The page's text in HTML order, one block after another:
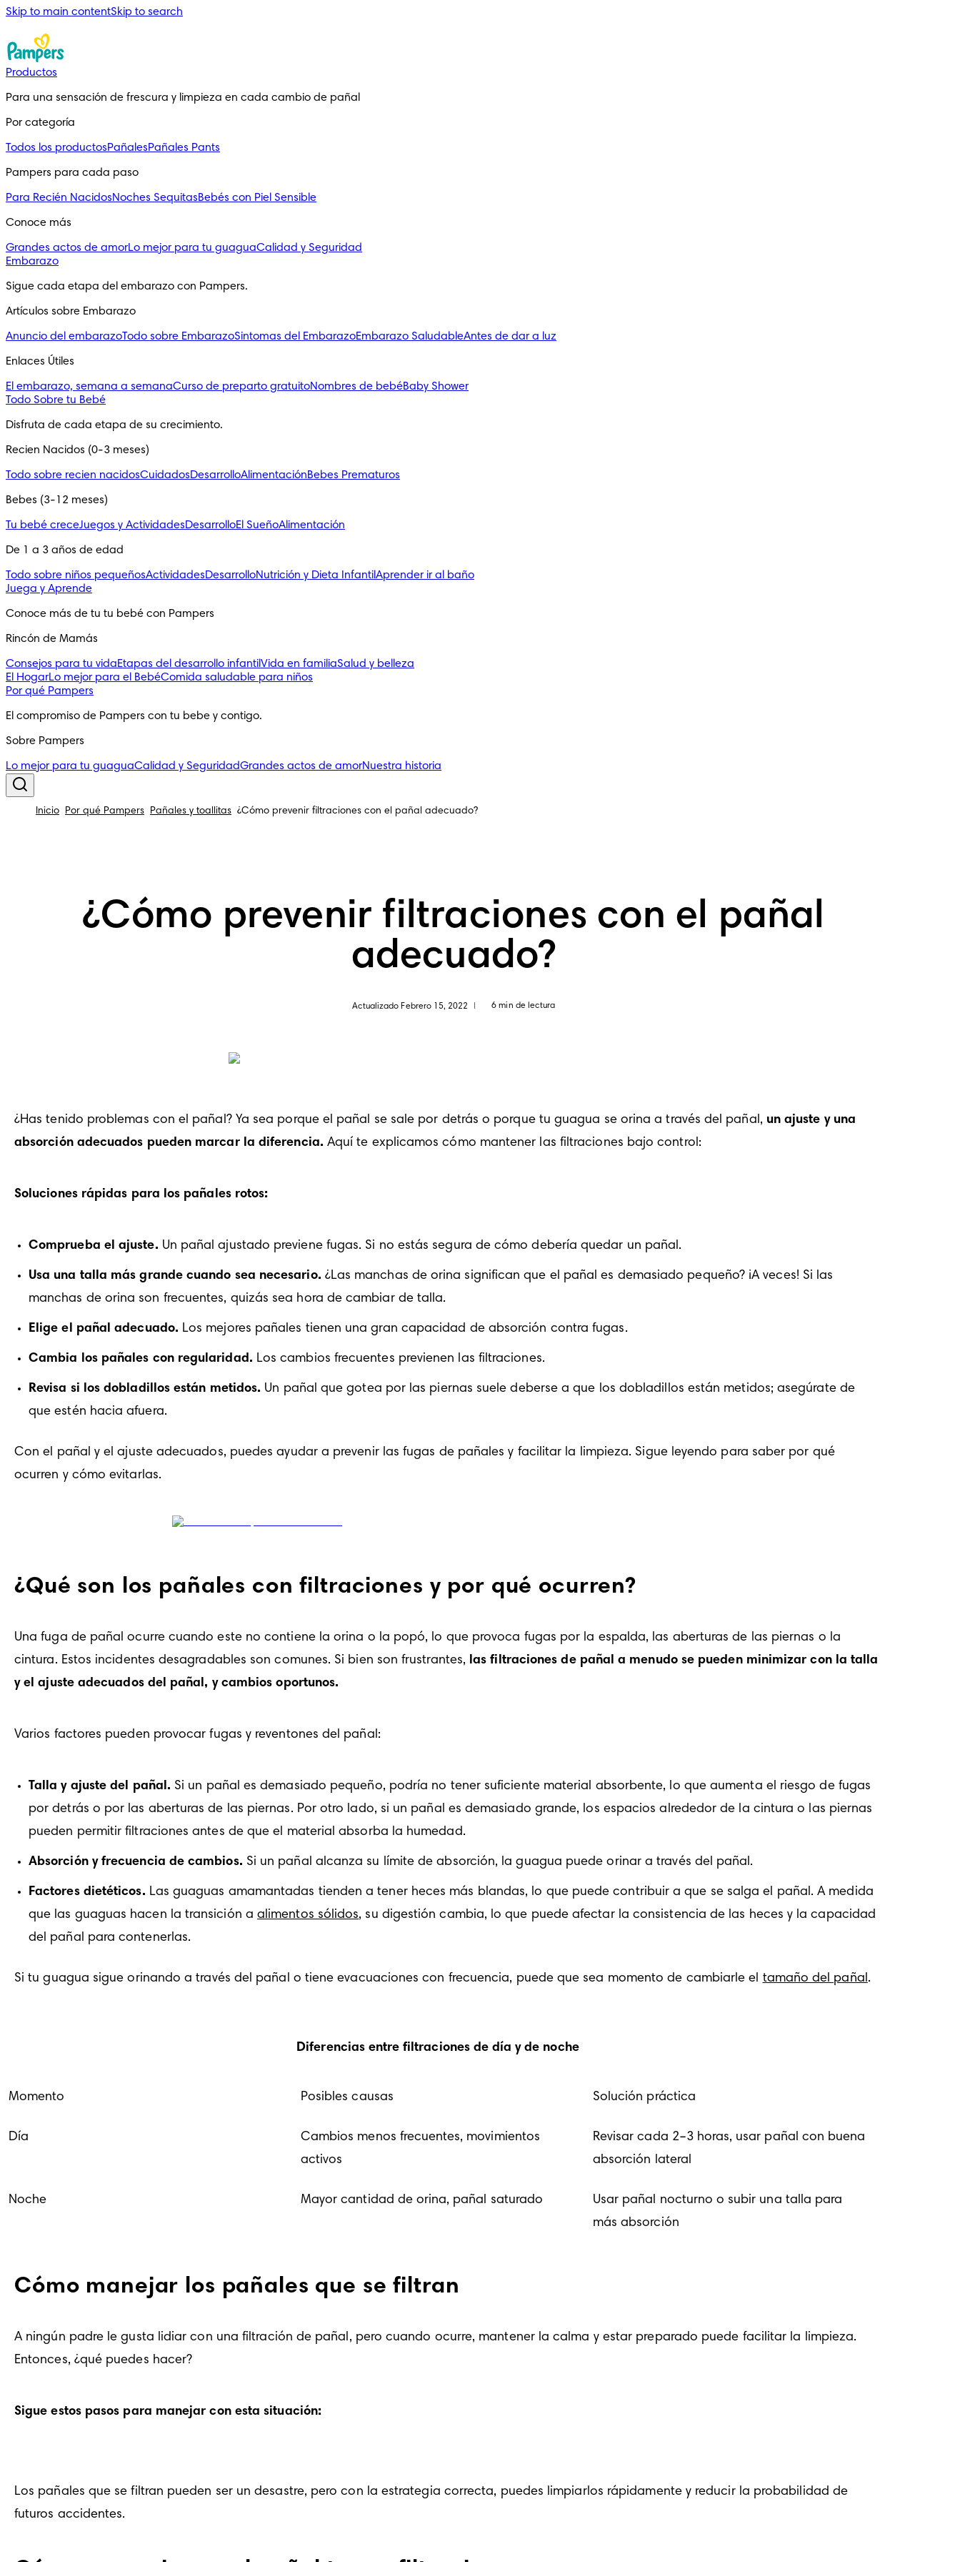
Skip to main contentSkip to search
Productos
Para una sensación de frescura y limpieza en cada cambio de pañal
Por categoría
Todos los productosPañalesPañales Pants
Pampers para cada paso
Para Recién NacidosNoches SequitasBebés con Piel Sensible
Conoce más
Grandes actos de amorLo mejor para tu guaguaCalidad y Seguridad
Embarazo
Sigue cada etapa del embarazo con Pampers.
Artículos sobre Embarazo
Anuncio del embarazoTodo sobre EmbarazoSintomas del EmbarazoEmbarazo SaludableAntes de dar a luz
Enlaces Útiles
El embarazo, semana a semanaCurso de preparto gratuitoNombres de bebéBaby Shower
Todo Sobre tu Bebé
Disfruta de cada etapa de su crecimiento.
Recien Nacidos (0-3 meses)
Todo sobre recien nacidosCuidadosDesarrolloAlimentaciónBebes Prematuros
Bebes (3-12 meses)
Tu bebé creceJuegos y ActividadesDesarrolloEl SueñoAlimentación
De 1 a 3 años de edad
Todo sobre niños pequeñosActividadesDesarrolloNutrición y Dieta InfantilAprender ir al baño
Juega y Aprende
Conoce más de tu tu bebé con Pampers
Rincón de Mamás
Consejos para tu vidaEtapas del desarrollo infantilVida en familiaSalud y belleza
El HogarLo mejor para el BebéComida saludable para niños
Por qué Pampers
El compromiso de Pampers con tu bebe y contigo.
Sobre Pampers
Lo mejor para tu guaguaCalidad y SeguridadGrandes actos de amorNuestra historia
Inicio Por qué Pampers Pañales y toallitas ¿Cómo prevenir filtraciones con el pañal adecuado?
¿Cómo prevenir filtraciones con el pañal
adecuado?
Actualizado Febrero 15, 2022 6 min de lectura
¿Has tenido problemas con el pañal? Ya sea porque el pañal se sale por detrás o porque tu guagua se orina a través del pañal, un ajuste y una
absorción adecuados pueden marcar la diferencia. Aquí te explicamos cómo mantener las filtraciones bajo control:
Soluciones rápidas para los pañales rotos:
Comprueba el ajuste. Un pañal ajustado previene fugas. Si no estás segura de cómo debería quedar un pañal.
Usa una talla más grande cuando sea necesario. ¿Las manchas de orina significan que el pañal es demasiado pequeño? ¡A veces! Si las
manchas de orina son frecuentes, quizás sea hora de cambiar de talla.
Elige el pañal adecuado. Los mejores pañales tienen una gran capacidad de absorción contra fugas.
Cambia los pañales con regularidad. Los cambios frecuentes previenen las filtraciones.
Revisa si los dobladillos están metidos. Un pañal que gotea por las piernas suele deberse a que los dobladillos están metidos; asegúrate de
que estén hacia afuera.
Con el pañal y el ajuste adecuados, puedes ayudar a prevenir las fugas de pañales y facilitar la limpieza. Sigue leyendo para saber por qué
ocurren y cómo evitarlas.
¿Qué son los pañales con filtraciones y por qué ocurren?
Una fuga de pañal ocurre cuando este no contiene la orina o la popó, lo que provoca fugas por la espalda, las aberturas de las piernas o la
cintura. Estos incidentes desagradables son comunes. Si bien son frustrantes,
las filtraciones de pañal a menudo se pueden minimizar con la talla
y el ajuste adecuados del pañal, y cambios oportunos.
Varios factores pueden provocar fugas y reventones del pañal:
Talla y ajuste del pañal. Si un pañal es demasiado pequeño, podría no tener suficiente material absorbente, lo que aumenta el riesgo de fugas
por detrás o por las aberturas de las piernas. Por otro lado, si un pañal es demasiado grande, los espacios alrededor de la cintura o las piernas
pueden permitir filtraciones antes de que el material absorba la humedad.
Absorción y frecuencia de cambios. Si un pañal alcanza su límite de absorción, la guagua puede orinar a través del pañal.
Factores dietéticos. Las guaguas amamantadas tienden a tener heces más blandas, lo que puede contribuir a que se salga el pañal. A medida
que las guaguas hacen la transición a alimentos sólidos, su digestión cambia, lo que puede afectar la consistencia de las heces y la capacidad
del pañal para contenerlas.
Si tu guagua sigue orinando a través del pañal o tiene evacuaciones con frecuencia, puede que sea momento de cambiarle el tamaño del pañal .
Diferencias entre filtraciones de día y de noche
Momento Posibles causas Solución práctica
Día
Cambios menos frecuentes, movimientos
activos
Revisar cada 2–3 horas, usar pañal con buena
absorción lateral
Noche Mayor cantidad de orina, pañal saturado
Usar pañal nocturno o subir una talla para
más absorción
Cómo manejar los pañales que se filtran
A ningún padre le gusta lidiar con una filtración de pañal, pero cuando ocurre, mantener la calma y estar preparado puede facilitar la limpieza.
Entonces, ¿qué puedes hacer?
Sigue estos pasos para manejar con esta situación:
Los pañales que se filtran pueden ser un desastre, pero con la estrategia correcta, puedes limpiarlos rápidamente y reducir la probabilidad de
futuros accidentes.